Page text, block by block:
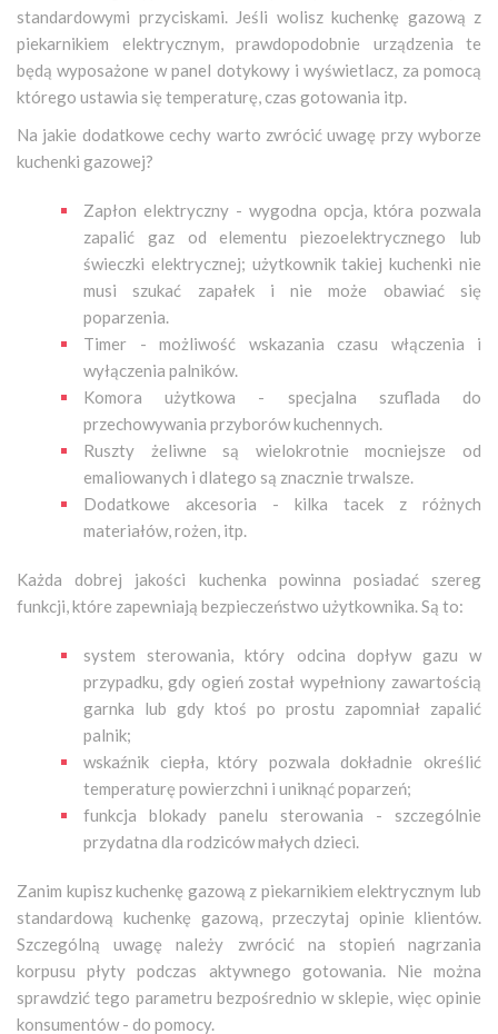
standardowymi przyciskami. Jeśli wolisz kuchenkę gazową z
piekarnikiem elektrycznym, prawdopodobnie urządzenia te
będą wyposażone w panel dotykowy i wyświetlacz, za pomocą
którego ustawia się temperaturę, czas gotowania itp.
Na jakie dodatkowe cechy warto zwrócić uwagę przy wyborze
kuchenki gazowej?
Zapłon elektryczny - wygodna opcja, która pozwala
zapalić gaz od elementu piezoelektrycznego lub
świeczki elektrycznej; użytkownik takiej kuchenki nie
musi szukać zapałek i nie może obawiać się
poparzenia.
Timer - możliwość wskazania czasu włączenia i
wyłączenia palników.
Komora użytkowa - specjalna szuflada do
przechowywania przyborów kuchennych.
Ruszty żeliwne są wielokrotnie mocniejsze od
emaliowanych i dlatego są znacznie trwalsze.
Dodatkowe akcesoria - kilka tacek z różnych
materiałów, rożen, itp.
Każda dobrej jakości kuchenka powinna posiadać szereg
funkcji, które zapewniają bezpieczeństwo użytkownika. Są to:
system sterowania, który odcina dopływ gazu w
przypadku, gdy ogień został wypełniony zawartością
garnka lub gdy ktoś po prostu zapomniał zapalić
palnik;
wskaźnik ciepła, który pozwala dokładnie określić
temperaturę powierzchni i uniknąć poparzeń;
funkcja blokady panelu sterowania - szczególnie
przydatna dla rodziców małych dzieci.
Zanim kupisz kuchenkę gazową z piekarnikiem elektrycznym lub
standardową kuchenkę gazową, przeczytaj opinie klientów.
Szczególną uwagę należy zwrócić na stopień nagrzania
korpusu płyty podczas aktywnego gotowania. Nie można
sprawdzić tego parametru bezpośrednio w sklepie, więc opinie
konsumentów - do pomocy.